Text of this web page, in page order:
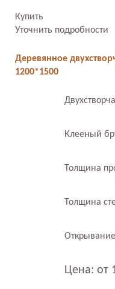
Купить
Уточнить подробности
Деревянное
1200*1500
Клееный
Толщина
Толщина
Цена: от